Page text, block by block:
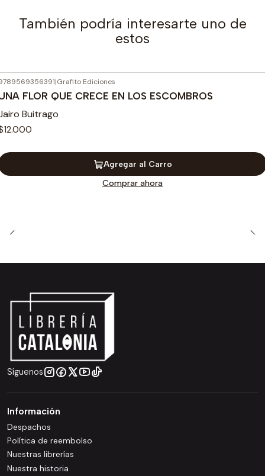
También podría interesarte uno de
estos
|Grafito Ediciones
FLOR QUE CRECE EN LOS ESCOMBROS
Buitrago
Agregar al Carro
Comprar ahora
Síguenos
Información
Despachos
Política de reembolso
Nuestras librerías
Nuestra historia